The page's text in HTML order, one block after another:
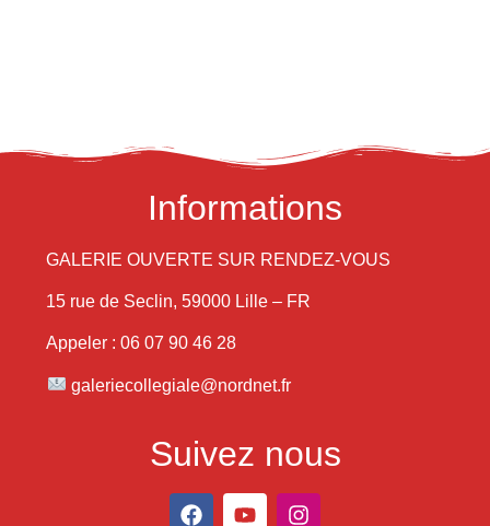
Informations
GALERIE OUVERTE SUR RENDEZ-VOUS
15 rue de Seclin, 59000 Lille – FR
Appeler : 06 07 90 46 28
galeriecollegiale@nordnet.fr
Suivez nous